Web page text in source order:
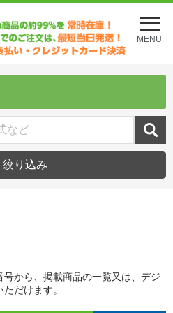
メ
ニ
ュ
を
MENU
絞り込み
から、掲載商品の一覧又は、デジ
だけます。